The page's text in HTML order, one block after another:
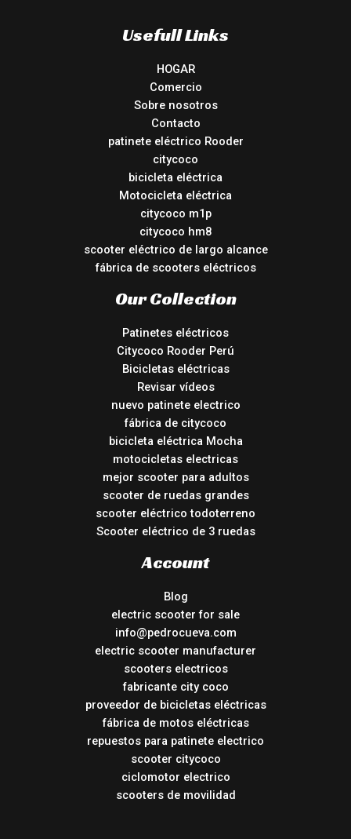
Usefull Links
HOGAR
Comercio
Sobre nosotros
Contacto
patinete eléctrico Rooder
citycoco
bicicleta eléctrica
Motocicleta eléctrica
citycoco m1p
citycoco hm8
scooter eléctrico de largo alcance
fábrica de scooters eléctricos
Our Collection
Patinetes eléctricos
Citycoco Rooder Perú
Bicicletas eléctricas
Revisar vídeos
nuevo patinete electrico
fábrica de citycoco
bicicleta eléctrica Mocha
motocicletas electricas
mejor scooter para adultos
scooter de ruedas grandes
scooter eléctrico todoterreno
Scooter eléctrico de 3 ruedas
Account
Blog
electric scooter for sale
info@pedrocueva.com
electric scooter manufacturer
scooters electricos
fabricante city coco
proveedor de bicicletas eléctricas
fábrica de motos eléctricas
repuestos para patinete electrico
scooter citycoco
ciclomotor electrico
scooters de movilidad